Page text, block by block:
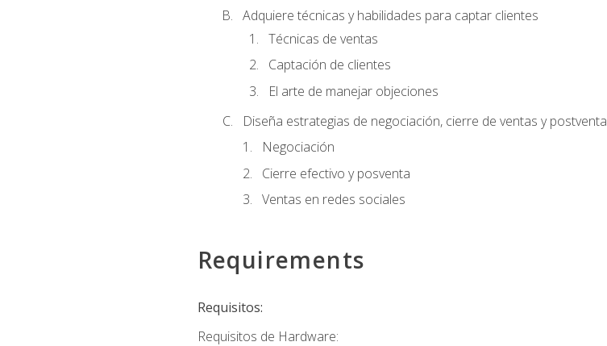
Adquiere técnicas y habilidades para captar clientes
Técnicas de ventas
Captación de clientes
El arte de manejar objeciones
Diseña estrategias de negociación, cierre de ventas y postventa
Negociación
Cierre efectivo y posventa
Ventas en redes sociales
Requirements
Requisitos:
Requisitos de Hardware: